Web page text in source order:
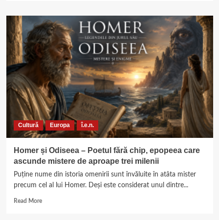
De
ce
viteza
luminii
este
limita
Universului?
Misterul
celei
mai
importante
constante
din
fizică
Cultură Europa î.e.n.
Homer și Odiseea – Poetul fără chip, epopeea care
ascunde mistere de aproape trei milenii
Puține nume din istoria omenirii sunt învăluite în atâta mister
precum cel al lui Homer. Deși este considerat unul dintre...
Read MoreRead